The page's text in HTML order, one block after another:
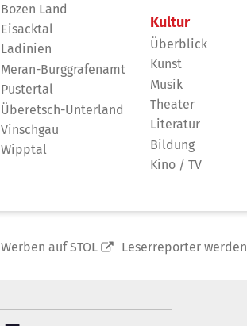
Bozen Land
Eisacktal
Ladinien
Meran-Burggrafenamt
Pustertal
Überetsch-Unterland
Vinschgau
Wipptal
Kultur
Überblick
Kunst
Musik
Theater
Literatur
Bildung
Kino / TV
Werben auf STOL Leserreporter werden